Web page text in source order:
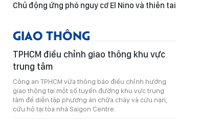
Chủ động ứng phó nguy cơ El Nino và thiên tai
GIAO THÔNG
TPHCM điều chỉnh giao thông khu vực
trung tâm
Công an TPHCM vừa thông báo điều chỉnh hướng
giao thông tại một số tuyến đường khu vực trung
tâm để diễn tập phương án chữa cháy và cứu nạn,
cứu hộ tại tòa nhà Saigon Centre.